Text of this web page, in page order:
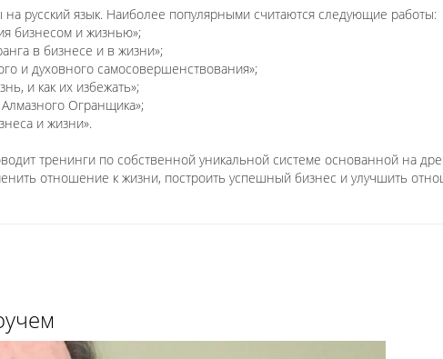
русский язык. Наиболее популярными считаются следующие работы:
бизнесом и жизнью»;
в бизнесе и в жизни»;
и духовного самосовершенствования»;
и как их избежать»;
Алмазного Огранщика»;
и жизни».
тренинги по собственной уникальной системе основанной на
отношение к жизни, построить успешный бизнес и улучшить